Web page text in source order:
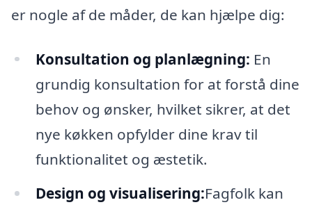
er nogle af de måder, de kan hjælpe dig:
Konsultation og planlægning: En
grundig konsultation for at forstå dine
behov og ønsker, hvilket sikrer, at det
nye køkken opfylder dine krav til
funktionalitet og æstetik.
Design og visualisering:Fagfolk kan